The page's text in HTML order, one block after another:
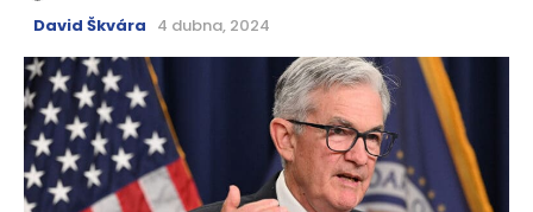
David Škvára 4 dubna, 2024